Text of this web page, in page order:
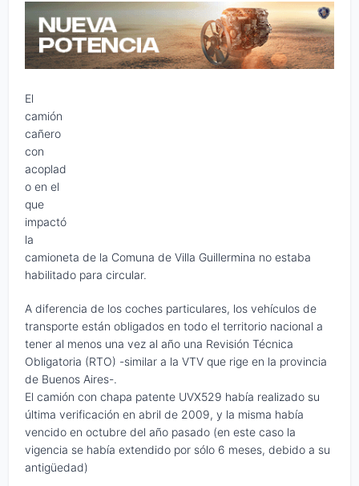
El
camión
cañero
con
acoplad
o en el
que
impactó
la
camioneta de la Comuna de Villa Guillermina no estaba
habilitado para circular.
A diferencia de los coches particulares, los vehículos de
transporte están obligados en todo el territorio nacional a
tener al menos una vez al año una Revisión Técnica
Obligatoria (RTO) -similar a la VTV que rige en la provincia
de Buenos Aires-.
El camión con chapa patente UVX529 había realizado su
última verificación en abril de 2009, y la misma había
vencido en octubre del año pasado (en este caso la
vigencia se había extendido por sólo 6 meses, debido a su
antigüedad)